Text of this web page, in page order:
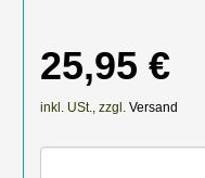
25,95 €
inkl. USt., zzgl. Versand